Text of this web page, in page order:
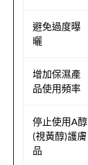
避免過度曝
曬
增加保濕產
品使用頻率
停止使用A醇
(視黃醇)護膚
品